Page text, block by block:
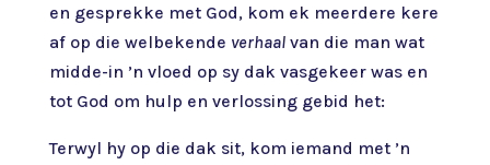
en gesprekke met God, kom ek meerdere kere
af op die welbekende verhaalvan die man wat
midde-in ’n vloed op sy dak vasgekeer was en
tot God om hulp en verlossing gebid het:
Terwyl hy op die dak sit, kom iemand met ’n